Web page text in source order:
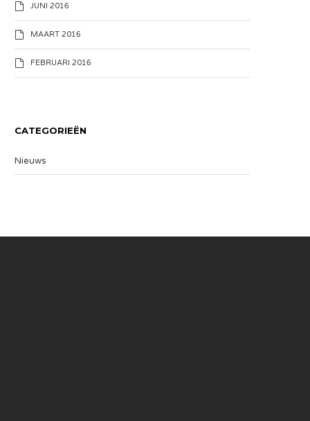
JUNI 2016
MAART 2016
FEBRUARI 2016
CATEGORIEËN
Nieuws